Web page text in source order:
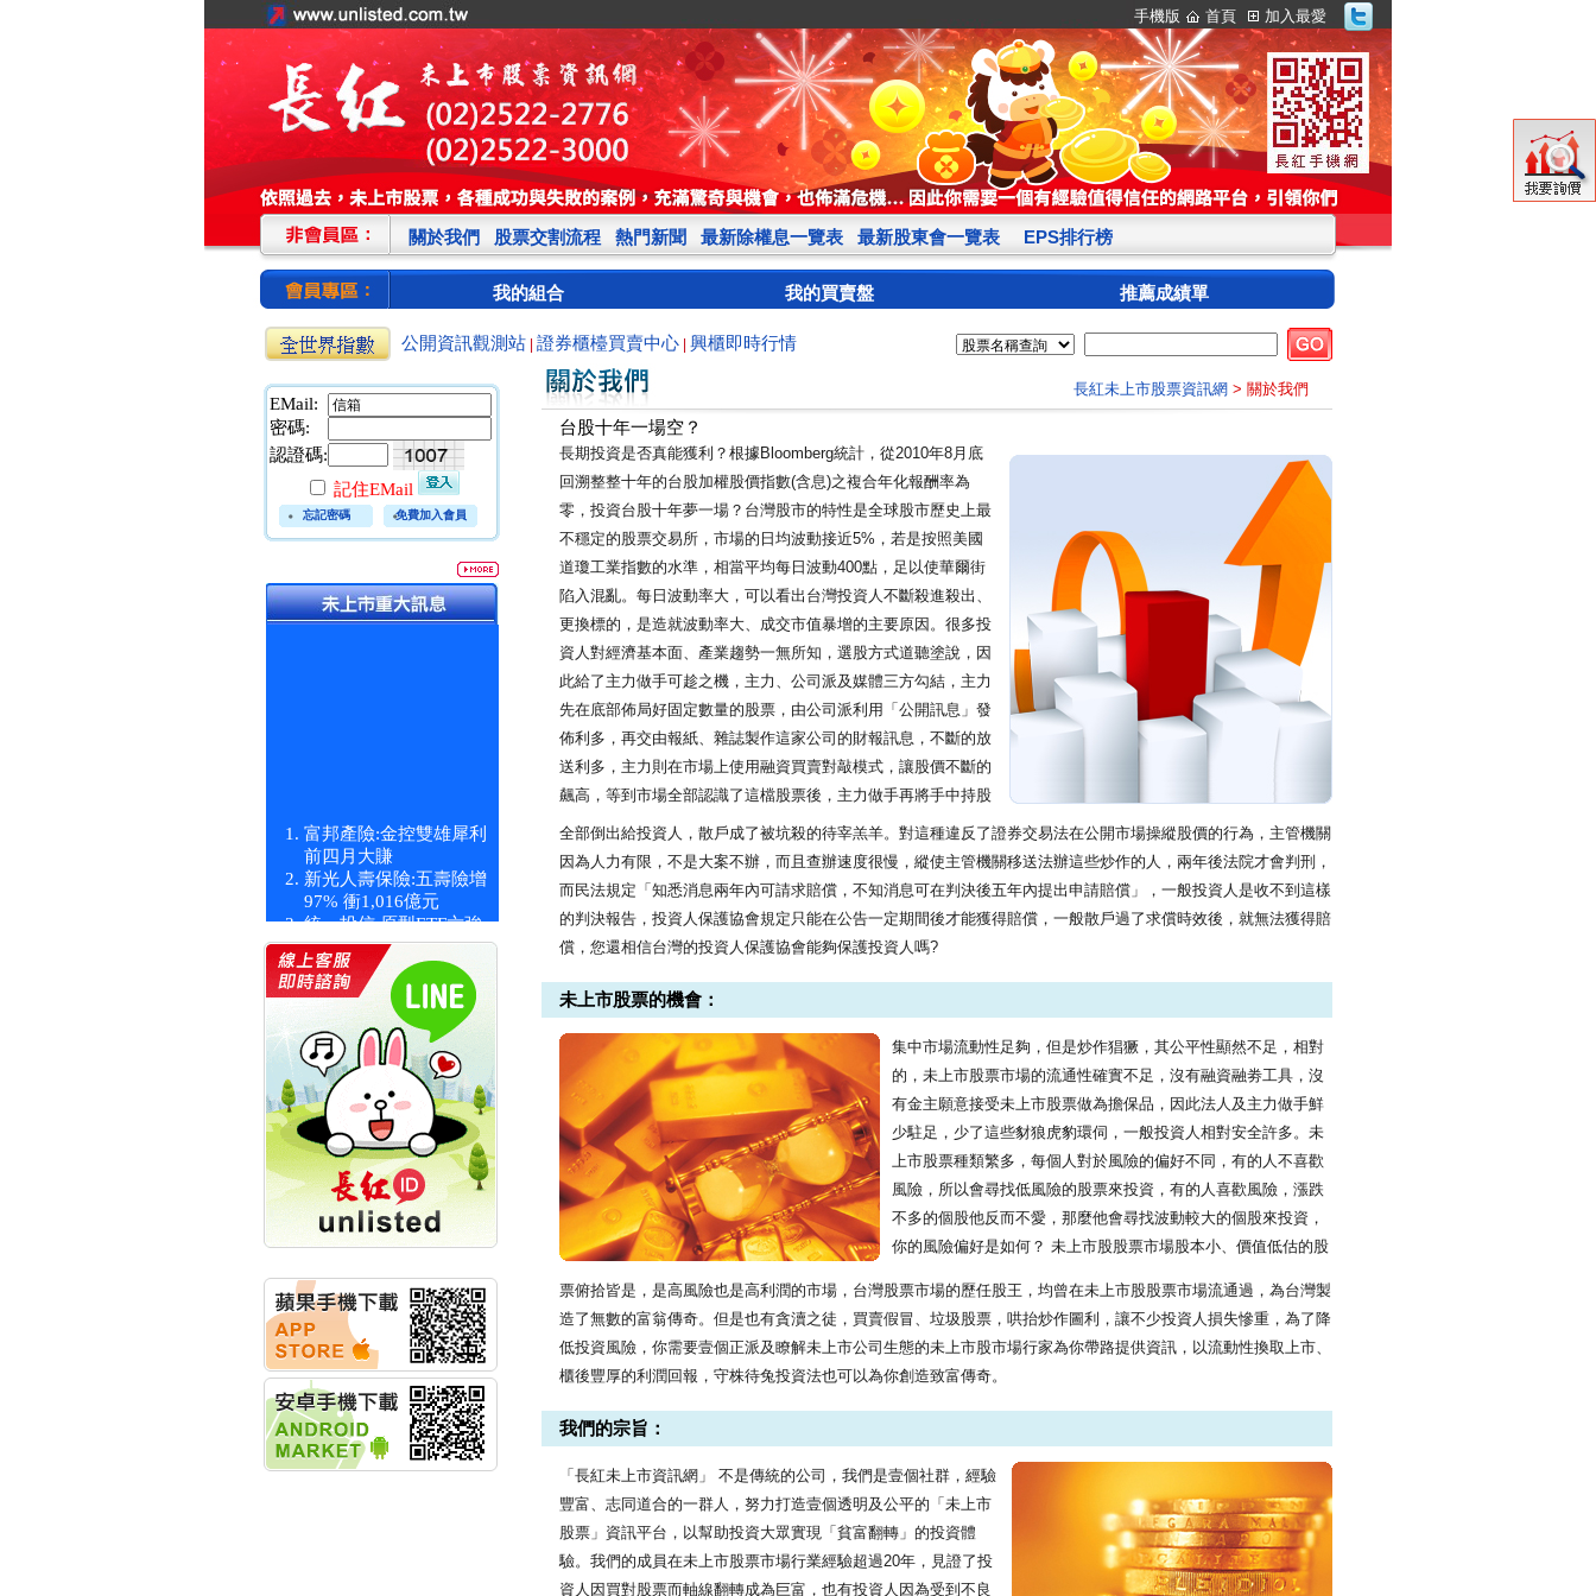
手機版 首頁 加入最愛
關於我們 股票交割流程 熱門新聞 最新除權息一覽表 最新股東會一覽表 EPS排行榜
我的組合 我的買賣盤 推薦成績單
公開資訊觀測站 證券櫃檯買賣中心 興櫃即時行情
EMail:
密碼:
認證碼:
記住EMail
忘記密碼 免費加入會員
富邦產險:金控雙雄犀利
前四月大賺
新光人壽保險:五壽險增
97% 衝1,016億元
統一投信:原型ETF六強
統一投信:主動式ETF溢
價 被盯上
新光人壽保險:新壽Q1外
價金將達996億
宇辰系統科技:宇辰業績
創新高 啟動興櫃轉上櫃
計畫
明緯企業:明緯永續科技
競賽 以電源驅動善的力
量
秀育企業:秀育SHO-U儲
能系統 獲國內首張CNS
認證
聯博投信:聯博00404A
華旭先進:代重要子公司
碩通散熱股份有限公司
公告董事會通過發言人
及代理發
華旭先進:代重要子公司
碩通散熱股份有限公司
公告董事會決議發行員
工認股權
華旭先進:代重要子公司
長紅未上市股票資訊網 > 關於我們
台股十年一場空？
長期投資是否真能獲利？根據Bloomberg統計，從2010年8月底
回溯整整十年的台股加權股價指數(含息)之複合年化報酬率為
零，投資台股十年夢一場？台灣股市的特性是全球股市歷史上最
不穩定的股票交易所，市場的日均波動接近5%，若是按照美國
道瓊工業指數的水準，相當平均每日波動400點，足以使華爾街
陷入混亂。每日波動率大，可以看出台灣投資人不斷殺進殺出、
更換標的，是造就波動率大、成交市值暴增的主要原因。很多投
資人對經濟基本面、產業趨勢一無所知，選股方式道聽塗說，因
此給了主力做手可趁之機，主力、公司派及媒體三方勾結，主力
先在底部佈局好固定數量的股票，由公司派利用「公開訊息」發
佈利多，再交由報紙、雜誌製作這家公司的財報訊息，不斷的放
送利多，主力則在市場上使用融資買賣對敲模式，讓股價不斷的
飆高，等到市場全部認識了這檔股票後，主力做手再將手中持股
全部倒出給投資人，散戶成了被坑殺的待宰羔羊。對這種違反了證券交易法在公開市場操縱股價的行為，主管機關
因為人力有限，不是大案不辦，而且查辦速度很慢，縱使主管機關移送法辦這些炒作的人，兩年後法院才會判刑，
而民法規定「知悉消息兩年內可請求賠償，不知消息可在判決後五年內提出申請賠償」，一般投資人是收不到這樣
的判決報告，投資人保護協會規定只能在公告一定期間後才能獲得賠償，一般散戶過了求償時效後，就無法獲得賠
償，您還相信台灣的投資人保護協會能夠保護投資人嗎?
未上市股票的機會：
集中市場流動性足夠，但是炒作猖獗，其公平性顯然不足，相對
的，未上市股票市場的流通性確實不足，沒有融資融劵工具，沒
有金主願意接受未上市股票做為擔保品，因此法人及主力做手鮮
少駐足，少了這些豺狼虎豹環伺，一般投資人相對安全許多。未
上市股票種類繁多，每個人對於風險的偏好不同，有的人不喜歡
風險，所以會尋找低風險的股票來投資，有的人喜歡風險，漲跌
不多的個股他反而不愛，那麼他會尋找波動較大的個股來投資，
你的風險偏好是如何？ 未上市股股票市場股本小、價值低估的股
票俯拾皆是，是高風險也是高利潤的市場，台灣股票市場的歷任股王，均曾在未上市股股票市場流通過，為台灣製
造了無數的富翁傳奇。但是也有貪瀆之徒，買賣假冒、垃圾股票，哄抬炒作圖利，讓不少投資人損失慘重，為了降
低投資風險，你需要壹個正派及瞭解未上市公司生態的未上市股市場行家為你帶路提供資訊，以流動性換取上市、
櫃後豐厚的利潤回報，守株待兔投資法也可以為你創造致富傳奇。
我們的宗旨：
「長紅未上市資訊網」 不是傳統的公司，我們是壹個社群，經驗
豐富、志同道合的一群人，努力打造壹個透明及公平的「未上市
股票」資訊平台，以幫助投資大眾實現「貧富翻轉」的投資體
驗。我們的成員在未上市股票市場行業經驗超過20年，見證了投
資人因買對股票而軸線翻轉成為巨富，也有投資人因為受到不良